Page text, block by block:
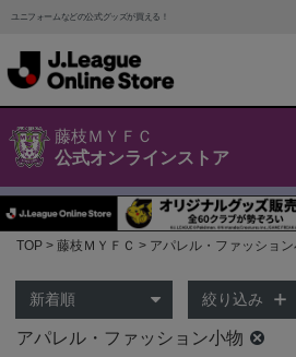
ユニフォームなどの公式グッズが買える！
藤枝ＭＹＦＣ
公式オンラインストア
TOP 藤枝ＭＹＦＣ アパレル・ファッショ
絞り込み
アパレル・ファッション小物